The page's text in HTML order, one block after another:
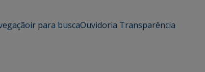
ir para buscaOuvidoria Transparência